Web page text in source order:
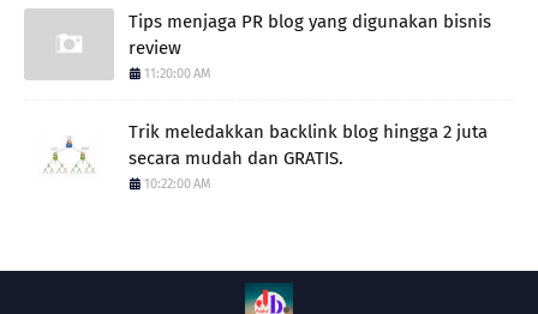
Tips menjaga PR blog yang digunakan bisnis
review
11:20:00 AM
Trik meledakkan backlink blog hingga 2 juta
secara mudah dan GRATIS.
10:22:00 AM